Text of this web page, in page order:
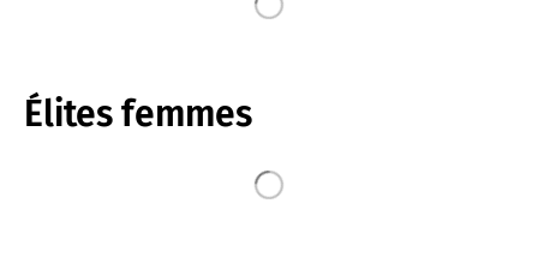
Élites femmes